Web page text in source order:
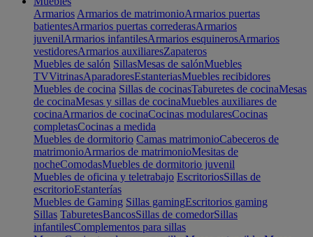
Armarios Armarios de matrimonioArmarios puertas
batientesArmarios puertas correderasArmarios
juvenilArmarios infantilesArmarios esquinerosArmarios
vestidoresArmarios auxiliaresZapateros
Muebles de salón SillasMesas de salónMuebles
TVVitrinasAparadoresEstanteriasMuebles recibidores
Muebles de cocina Sillas de cocinasTaburetes de cocinaMesas
de cocinaMesas y sillas de cocinaMuebles auxiliares de
cocinaArmarios de cocinaCocinas modularesCocinas
completasCocinas a medida
Muebles de dormitorio Camas matrimonioCabeceros de
matrimonioArmarios de matrimonioMesitas de
nocheComodasMuebles de dormitorio juvenil
Muebles de oficina y teletrabajo EscritoriosSillas de
escritorioEstanterías
Muebles de Gaming Sillas gamingEscritorios gaming
Sillas TaburetesBancosSillas de comedorSillas
infantilesComplementos para sillas